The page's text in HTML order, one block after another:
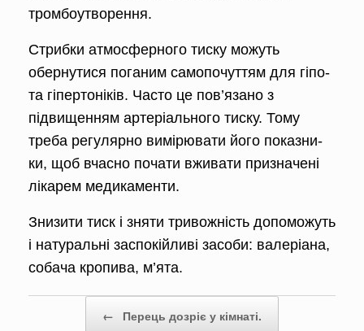
тромбоутворення.
Стрибки атмосферного тиску можуть
обернутися поганим самопочуттям для гіпо-
та гіпертоніків. Часто це пов’язано з
підвищенням артеріального тиску. Тому
треба ре­гулярно вимірювати його показни­
ки, щоб вчасно почати вживати при­значені
лікарем медикаменти.
Знизити тиск і зняти тривожність допоможуть
і натуральні заспокій­ливі засоби: валеріана,
собача кро­пива, м’ята.
← Перець дозріє у кімнаті.